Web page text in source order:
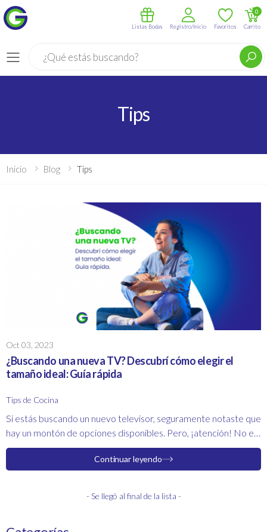
Menú
Listas Bodas Registro/Inicio Favoritos Carrito
0
Tips
Inicio Blog Tips
Oct 03, 2023
¿Buscando una nueva TV? Descubrí cómo elegir el
tamaño ideal: Guía rápida
Tips de Cocina
Si estás buscando un nuevo televisor, seguramente notaste que
hay un montón de opciones disponibles. Pero, ¡atención! No es
solo una cuestión de "mientras más grande es mejor". Hay
algunos trucos y consejos para asegurarte de que estás
Continuar leyendo
- Se llegó al final de la lista -